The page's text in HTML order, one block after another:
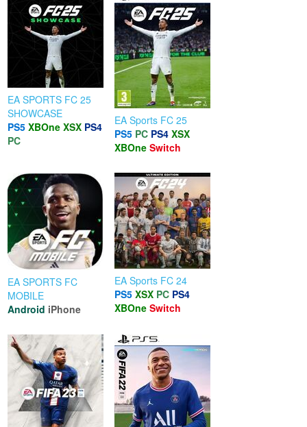
EA SPORTS FC 25
SHOWCASE
PS5 XBOne XSX PS4
PC
EA Sports FC 25
PS5 PC PS4 XSX
XBOne Switch
EA SPORTS FC
MOBILE
Android iPhone
EA Sports FC 24
PS5 XSX PC PS4
XBOne Switch